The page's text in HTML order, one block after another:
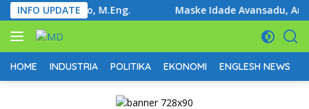
Skip
to
content
INFO UPDATE
Ribeiro, M.Eng. Maske Idade Avansadu, Armando
HOME INDUSTRIA POLITIKA EKONOMI ENGLESH NEWS